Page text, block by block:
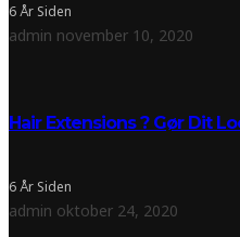
6 År Siden
admin november 10, 2020
Hair Extensions ? Gør Dit
6 År Siden
admin oktober 24, 2020